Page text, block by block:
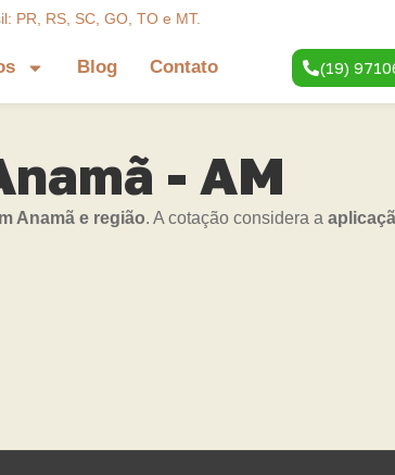
PR, RS, SC, GO, TO e MT.
Blog Contato (19)
- AM
Anamã e região. A cotação considera a